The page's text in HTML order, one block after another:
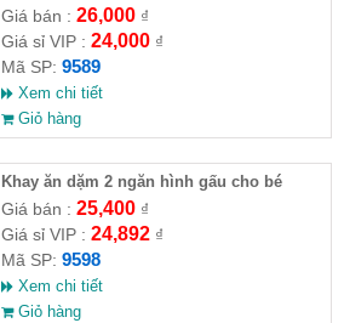
nĩa)
Giá bán : 26,000₫
Giá sỉ VIP : 24,000₫
Mã SP: 9589
Xem chi tiết
Giỏ hàng
Khay ăn dặm 2 ngăn hình gấu cho bé
(muỗng , nĩa)
Giá bán : 25,400₫
Giá sỉ VIP : 24,892₫
Mã SP: 9598
Xem chi tiết
Giỏ hàng